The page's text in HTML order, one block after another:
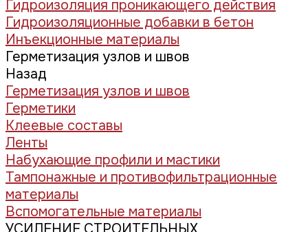
Гидроизоляция проникающего действия
Гидроизоляционные добавки в бетон
Инъекционные материалы
Герметизация узлов и швов
Назад
Герметизация узлов и швов
Герметики
Клеевые составы
Ленты
Набухающие профили и мастики
Тампонажные и противофильтрационные
материалы
Вспомогательные материалы